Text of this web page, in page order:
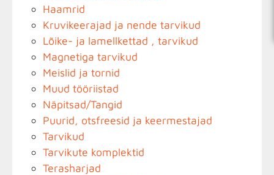
Haamrid
Kruvikeerajad ja nende tarvikud
Lõike- ja lamellkettad , tarvikud
Magnetiga tarvikud
Meislid ja tornid
Muud tööriistad
Näpitsad/Tangid
Puurid, otsfreesid ja keermestajad
Tarvikud
Tarvikute komplektid
Terasharjad